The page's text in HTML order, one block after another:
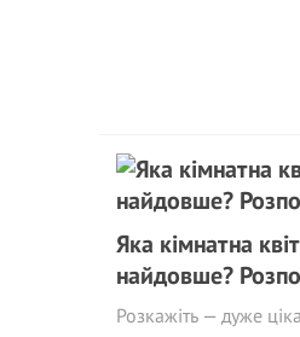
Яка кімнатна
найдовше?
Розкажіть — дуже